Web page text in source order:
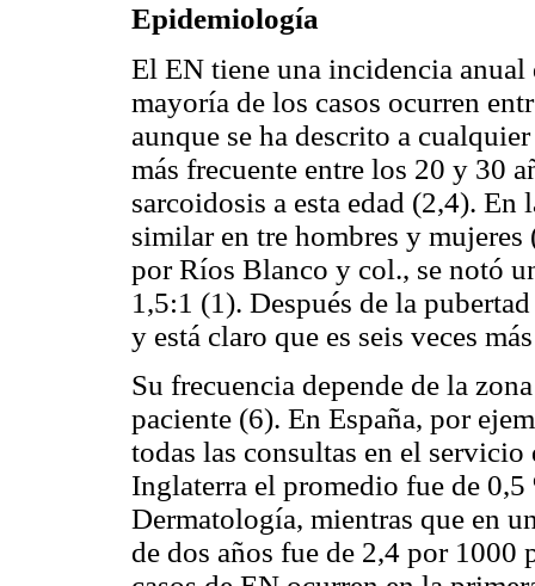
Epidemiología
El EN tiene una incidencia
mayoría de los casos ocurren
aunque se ha descrito a
más frecuente entre los 20 y 30
sarcoidosis a esta edad (2,4).
similar en tre hombres y
por Ríos Blanco y col., se notó
1,5:1 (1). Después de la
y está claro que es seis veces
Su frecuencia depende de la
paciente (6). En España, por
todas las consultas en el
Inglaterra el promedio fue de 0,5
Dermatología, mientras que en
de dos años fue de 2,4 por 1000